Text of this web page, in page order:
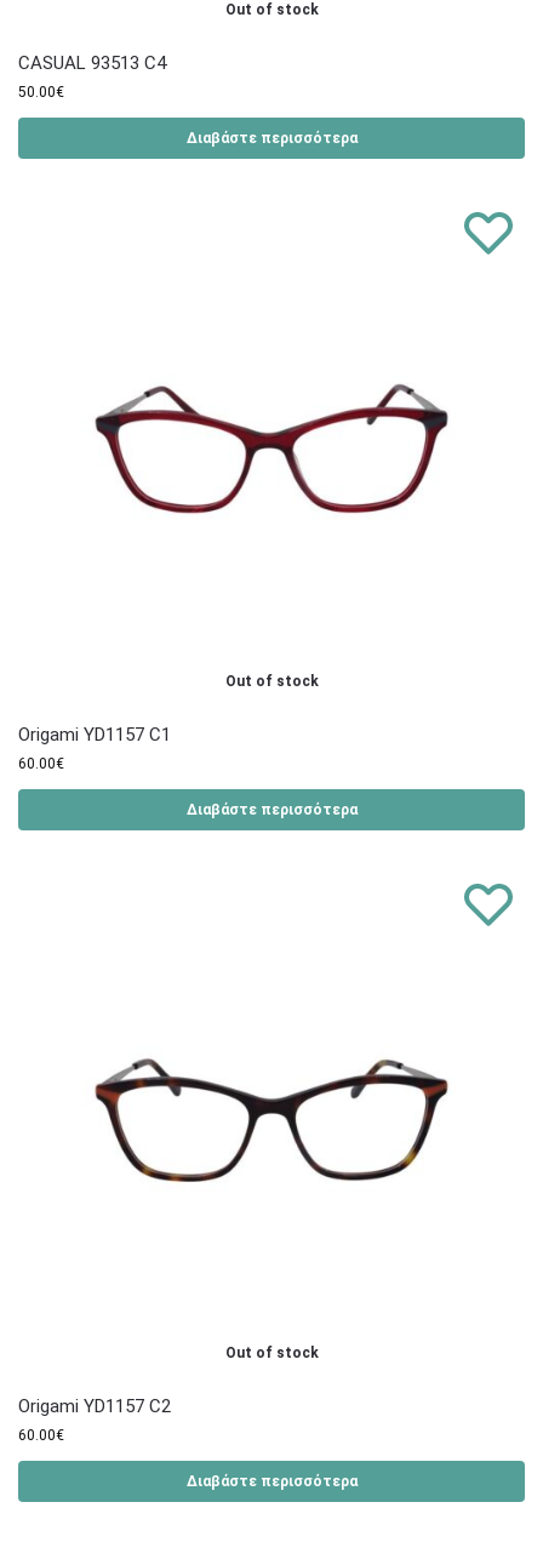
Out of stock
CASUAL 93513 C4
50.00€
Διαβάστε περισσότερα
Out of stock
Origami YD1157 C1
60.00€
Διαβάστε περισσότερα
Out of stock
Origami YD1157 C2
60.00€
Διαβάστε περισσότερα